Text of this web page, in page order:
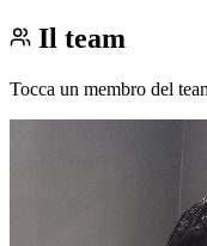
Il team
Tocca un membro del